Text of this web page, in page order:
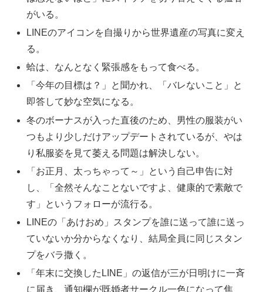
がいる。
LINEのアイコンを自撮りから世界遺産の写真に変え
る。
蛤は、なんとなく緊張感をもって食べる。
「今年の目標は？」と聞かれ、「バレないこと」と
即答して妙な空気になる。
冬のボーナスが入った直後のため、男性の服装がい
つもより少しだけアップデートされているが、やは
り私服姿を見て萎える問題は解決しない。
「お正月、太っちゃって～」という自己申告に対
し、「全然そんなことないですよ、健康的で素敵で
す」というフォローが流行る。
LINEの「あけおめ」スタンプを誰に送って誰に送っ
ていないか分からなくなり、結局全員に同じスタン
プをバラ撒く。
「年末に交換したLINE」の返信が三が日明けに一斉
に届き、通知欄が既婚者サークル一色になって焦